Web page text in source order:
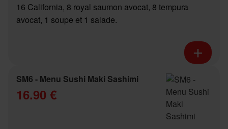
16 California, 8 royal saumon avocat, 8 tempura
avocat, 1 soupe et 1 salade.
SM6 - Menu Sushi Maki Sashimi
16.90 €